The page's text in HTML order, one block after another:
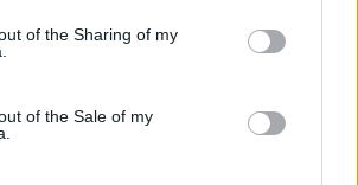
of the Sharing of my
of the Sale of my
la tienda para saber a que atenernos?, mas
dicen que son italianas y luego son chinas,